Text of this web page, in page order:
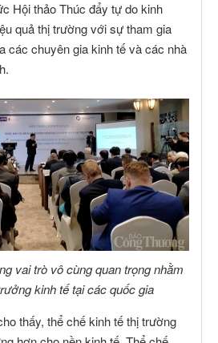
Hội thảo Thúc đẩy tự do kinh
quả thị trường với sự tham gia
các chuyên gia kinh tế và các nhà
vai trò vô cùng quan trọng nhằm
kinh tế tại các quốc gia
thấy, thể chế kinh tế thị trường